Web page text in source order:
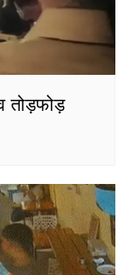
तोड़फोड़